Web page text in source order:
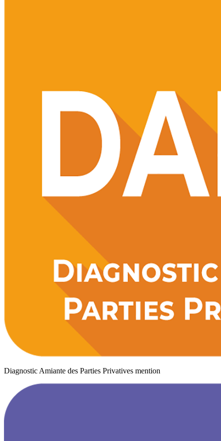
Diagnostic Amiante des Parties Privatives mention